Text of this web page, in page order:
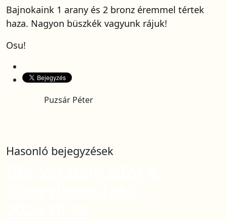
Bajnokaink 1 arany és 2 bronz éremmel tértek
haza. Nagyon büszkék vagyunk rájuk!
Osu!
Puzsár Péter
Hasonló bejegyzések